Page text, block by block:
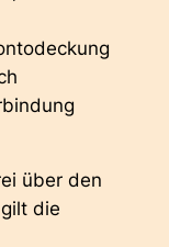
über den
die